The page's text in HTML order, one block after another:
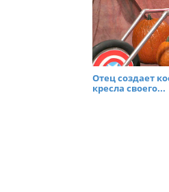
Отец создает
кресла своего...